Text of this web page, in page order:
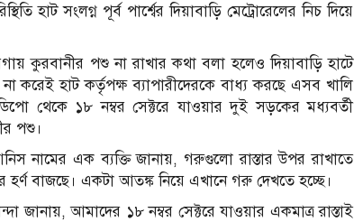
হাট সংলগ্ন পূর্ব পার্শ্বের দিয়াবাড়ি মেট্রোরেলের নিচ দিয়ে
কুরবানীর পশু না রাখার কথা বলা হলেও দিয়াবাড়ি হাটে
না করেই হাট কর্তৃপক্ষ ব্যাপারীদেরকে বাধ্য করছে এসব খালি
থেকে ১৮ নম্বর সেক্টরে যাওয়ার দুই সড়কের মধ্যবর্তী
পশু।
নামের এক ব্যক্তি জানায়, গরুগুলো রাস্তার উপর রাখাতে
হর্ণ বাজছে। একটা আতঙ্ক নিয়ে এখানে গরু দেখতে হচ্ছে।
জানায়, আমাদের ১৮ নম্বর সেক্টরে যাওয়ার একমাত্র রাস্তাই